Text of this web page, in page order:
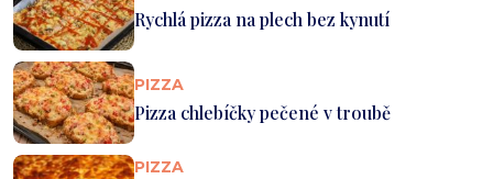
Rychlá pizza na plech bez kynutí
PIZZA
Pizza chlebíčky pečené v troubě
PIZZA